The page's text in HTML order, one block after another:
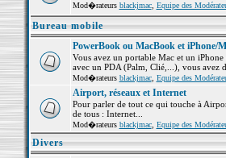
Mod�rateurs blackjmac, Equipe des
Bureau mobile
PowerBook ou MacBook et iPhone/
Vous avez un portable Mac et un
avec un PDA (Palm, Clié,...), vous avez
Mod�rateurs blackjmac, Equipe des
Airport, réseaux et Internet
Pour parler de tout ce qui touche à
de tous : Internet...
Mod�rateurs blackjmac, Equipe des
Divers